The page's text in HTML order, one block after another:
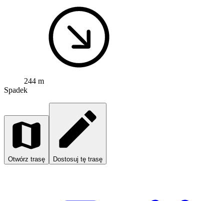
244 m
Spadek
Otwórz trasę Dostosuj tę trasę